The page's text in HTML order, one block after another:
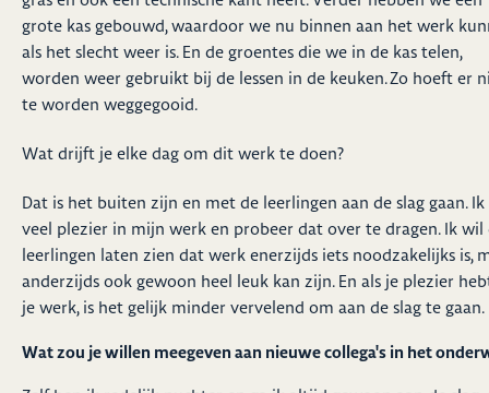
grote kas gebouwd, waardoor we nu binnen aan het werk
als het slecht weer is. En de groentes die we in de kas telen,
worden weer gebruikt bij de lessen in de keuken. Zo hoeft er
te worden weggegooid.
Wat drijft je elke dag om dit werk te doen?
Dat is het buiten zijn en met de leerlingen aan de slag gaan. Ik
veel plezier in mijn werk en probeer dat over te dragen. Ik wil
leerlingen laten zien dat werk enerzijds iets noodzakelijks is,
anderzijds ook gewoon heel leuk kan zijn. En als je plezier
je werk, is het gelijk minder vervelend om aan de slag te gaan.
Wat zou je willen meegeven aan nieuwe collega's in het